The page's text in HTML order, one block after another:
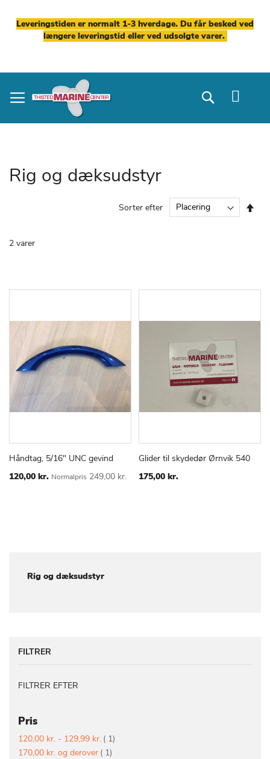
Leveringstiden er normalt 1-3 hverdage. Du får besked ved
længere leveringstid eller ved udsolgte varer.
to
Content
Search
Rig og dæksudstyr
Rig og dæksudstyr
2 varer
Sorter efter
Læg i kurv
TILFØJ
TIL
SAMMENLIGN
Håndtag, 5/16" UNC gevind
Special
120,00 kr. Normalpris 249,00 kr.
Læg i kurv
TILFØJ
Glider til skydedør Ørnvik 540
175,00 kr.
FILTRER
FILTRER EFTER
Pris
120,00 kr. - 129,99 kr. 1vare
170,00 kr. og derover 1vare